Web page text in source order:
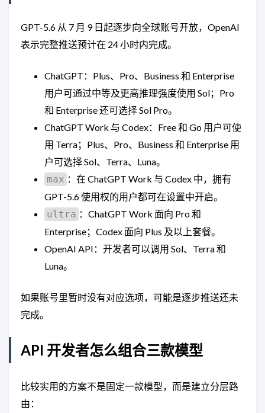
GPT-5.6 从 7 月 9 日起逐步向全球账号开放，OpenAI
表示完整推送预计在 24 小时内完成。
ChatGPT：Plus、Pro、Business 和 Enterprise
用户可通过中等及更高推理强度使用 Sol；Pro
和 Enterprise 还可选择 Sol Pro。
ChatGPT Work 与 Codex：Free 和 Go 用户可使
用 Terra；Plus、Pro、Business 和 Enterprise 用
户可选择 Sol、Terra、Luna。
max ：在 ChatGPT Work 与 Codex 中，拥有
GPT-5.6 使用权的用户都可在设置中开启。
ultra ：ChatGPT Work 面向 Pro 和
Enterprise；Codex 面向 Plus 及以上套餐。
OpenAI API：开发者可以调用 Sol、Terra 和
Luna。
如果账号里暂时没有对应选项，可能是逐步推送还未
完成。
API 开发者怎么组合三款模型
比较实用的方案不是固定一款模型，而是建立分层路
由：